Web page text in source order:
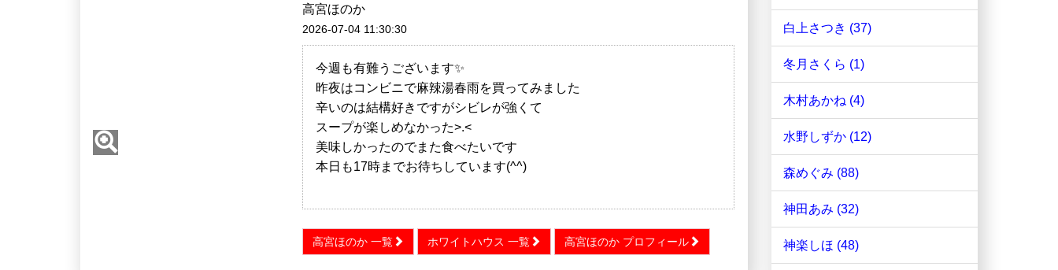
高宮ほのか
2026-07-04 11:30:30
今週も有難うございます✨
昨夜はコンビニで麻辣湯春雨を買ってみました
辛いのは結構好きですがシビレが強くて
スープが楽しめなかった>.<
美味しかったのでまた食べたいです
本日も17時までお待ちしています(^^)
高宮ほのか 一覧 ホワイトハウス 一覧 高宮ほのか プロフィール
白上さつき (37)
冬月さくら (1)
木村あかね (4)
水野しずか (12)
森めぐみ (88)
神田あみ (32)
神楽しほ (48)